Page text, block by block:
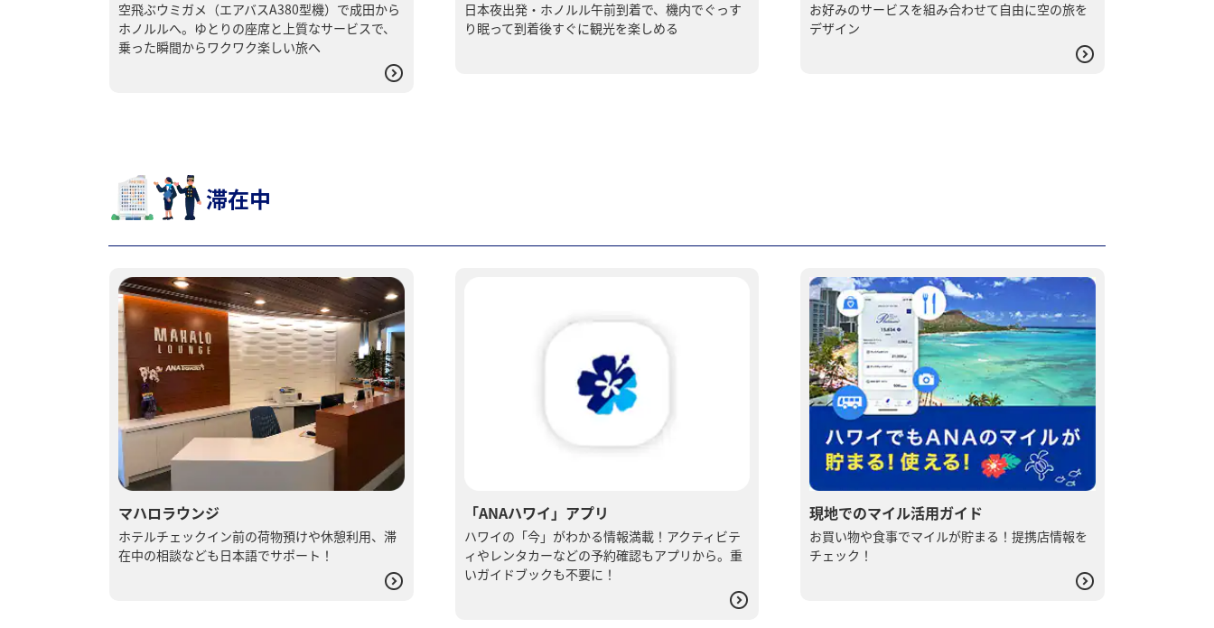
空飛ぶウミガメ（エアバスA380型機）で成田から
ホノルルへ。ゆとりの座席と上質なサービスで、
乗った瞬間からワクワク楽しい旅へ
日本夜​出発・ホノルル午前到着で、​機内で​ぐっす
り​眠って​到着後すぐに​観光を​楽しめる
お好みのサービスを組み合わせて自由に空の旅を
デザイン
滞在中
マハロラウンジ
ホテルチェックイン前の荷物預けや休憩利用、滞
在中の相談なども日本語でサポート！
「ANAハワイ」アプリ
ハワイの「今」がわかる情報満載！アクティビテ
ィやレンタカーなどの予約確認もアプリから。重
いガイドブックも不要に！
現地でのマイル活用ガイド
お買い物や食事でマイルが貯まる！提携店情報を
チェック！